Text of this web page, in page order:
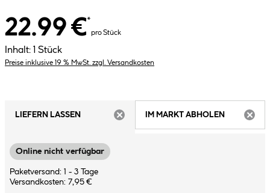
22.99 €*
pro Stück
Inhalt: 1 Stück
Preise inklusive 19 % MwSt. zzgl. Versandkosten
LIEFERN LASSEN
IM MARKT ABHOLEN
Online nicht verfügbar
Paketversand: 1 - 3 Tage
Versandkosten: 7,95 €